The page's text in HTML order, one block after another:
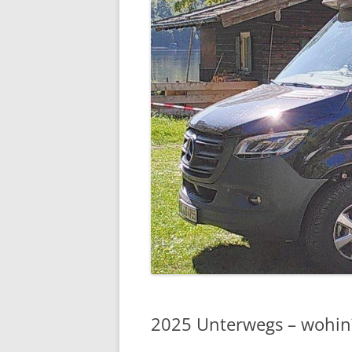
2025 Unterwegs –